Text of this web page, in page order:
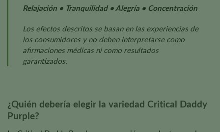
Relajación • Tranquilidad • Alegría • Concentración
Los efectos descritos se basan en las experiencias de
los consumidores y no deben interpretarse como
afirmaciones médicas ni como resultados
garantizados.
¿Quién debería elegir la variedad Critical Daddy
Purple?